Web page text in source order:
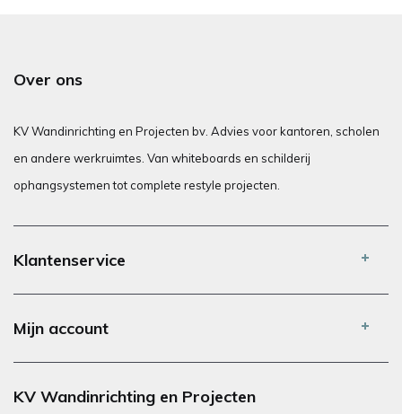
Over ons
KV Wandinrichting en Projecten bv. Advies voor kantoren, scholen
en andere werkruimtes. Van whiteboards en schilderij
ophangsystemen tot complete restyle projecten.
Klantenservice
Mijn account
KV Wandinrichting en Projecten